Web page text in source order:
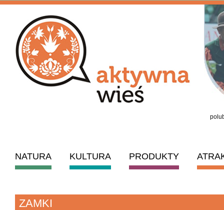
NATURA KULTURA PRODUKTY
ZAMKI